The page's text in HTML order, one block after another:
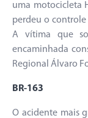
uma motocicleta
perdeu o controle
A vítima que
encaminhada
Regional Álvaro
BR-163
O acidente mais